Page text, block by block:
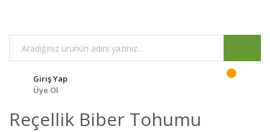
Giriş Yap
Üye Ol
Reçellik Biber Tohumu